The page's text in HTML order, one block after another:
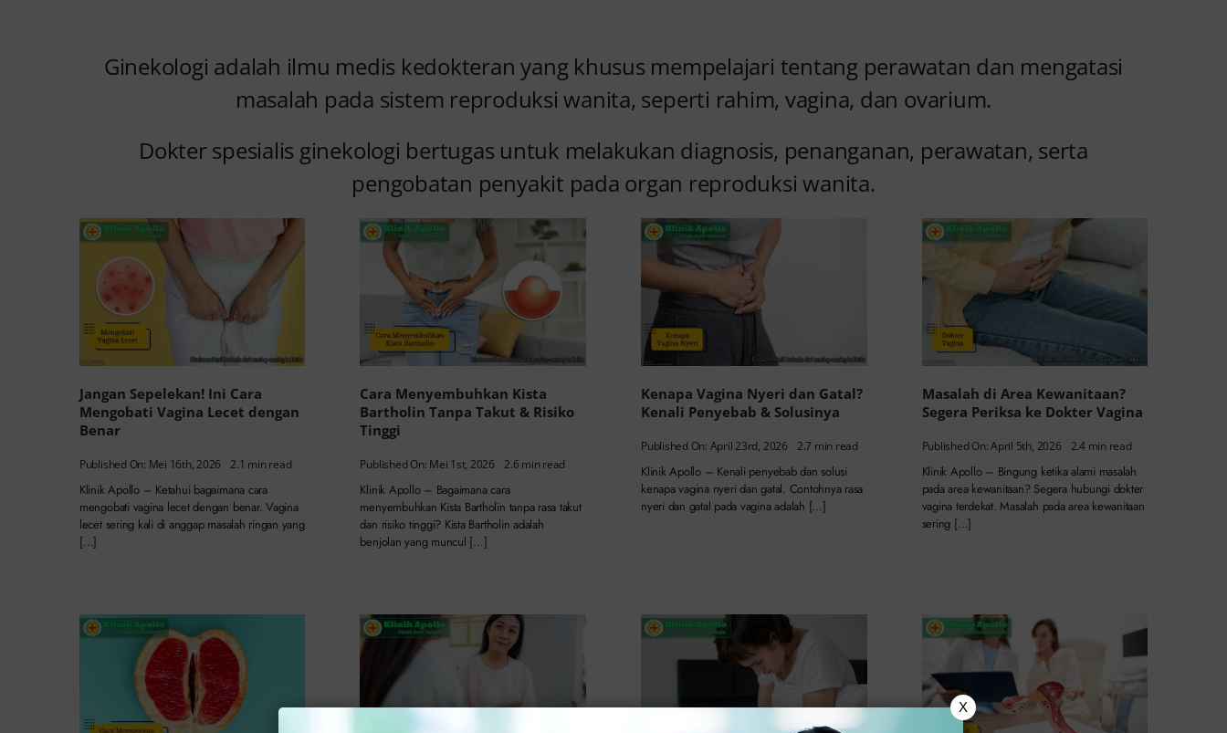
Ginekologi adalah ilmu medis kedokteran yang khusus mempelajari tentang perawatan dan mengatasi
masalah pada sistem reproduksi wanita, seperti rahim, vagina, dan ovarium.
Dokter spesialis ginekologi bertugas untuk melakukan diagnosis, penanganan, perawatan, serta
pengobatan penyakit pada organ reproduksi wanita.
Jangan Sepelekan! Ini Cara
Mengobati Vagina Lecet dengan
Benar
Published On: Mei 16th, 2026 2.1 min read
Klinik Apollo – Ketahui bagaimana cara
mengobati vagina lecet dengan benar. Vagina
lecet sering kali di anggap masalah ringan yang
[…]
Cara Menyembuhkan Kista
Bartholin Tanpa Takut & Risiko
Tinggi
Published On: Mei 1st, 2026 2.6 min read
Klinik Apollo – Bagaimana cara
menyembuhkan Kista Bartholin tanpa rasa takut
dan risiko tinggi? Kista Bartholin adalah
benjolan yang muncul […]
Kenapa Vagina Nyeri dan Gatal?
Kenali Penyebab & Solusinya
Published On: April 23rd, 2026 2.7 min read
Klinik Apollo – Kenali penyebab dan solusi
kenapa vagina nyeri dan gatal. Contohnya rasa
nyeri dan gatal pada vagina adalah […]
Masalah di Area Kewanitaan?
Segera Periksa ke Dokter Vagina
Published On: April 5th, 2026 2.4 min read
Klinik Apollo – Bingung ketika alami masalah
pada area kewanitaan? Segera hubungi dokter
vagina terdekat. Masalah pada area kewanitaan
sering […]
X